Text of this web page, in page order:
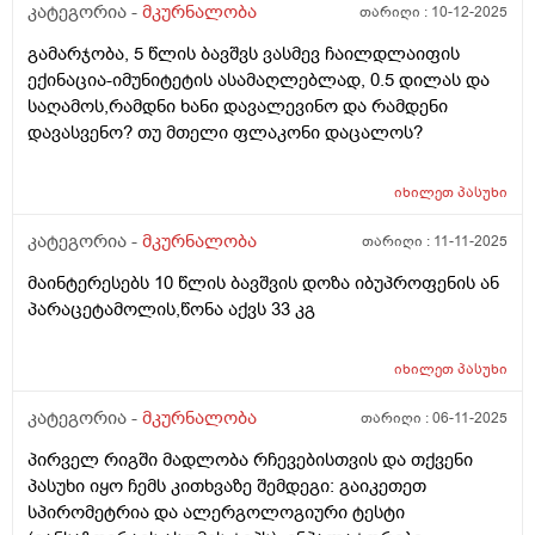
ანალიზებზე მივდივართ მანამდე მინდოდა მომეწერა
და გამეგო თქვენგანაც რადგან ვნერვიულობ
კატეგორია - მკურნალობა თარიღი : 10-12-2025
გამარჯობა, 5 წლის ბავშვს ვასმევ ჩაილდლაიფის
ექინაცია-იმუნიტეტის ასამაღლებლად, 0.5 დილას და
საღამოს,რამდნი ხანი დავალევინო და რამდენი
დავასვენო? თუ მთელი ფლაკონი დაცალოს?
იხილეთპასუხი
კატეგორია - მკურნალობა თარიღი : 11-11-2025
მაინტერესებს 10 წლის ბავშვის დოზა იბუპროფენის ან
პარაცეტამოლის,წონა აქვს 33 კგ
იხილეთპასუხი
კატეგორია - მკურნალობა თარიღი :06-11-2025
პირველ რიგში მადლობა რჩევებისთვის და თქვენი
პასუხი იყო ჩემს კითხვაზე შემდეგი: გაიკეთეთ
სპირომეტრია და ალერგოლოგიური ტესტი